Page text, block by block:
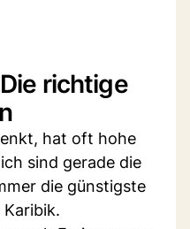
richtige
hat oft hohe
sind gerade die
die günstigste
Karibik.